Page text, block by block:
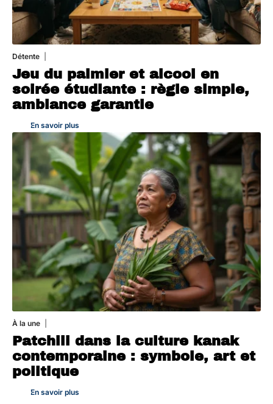
Détente
Jeu du palmier et alcool en
soirée étudiante : règle simple,
ambiance garantie
En savoir plus
À la une
Patchili dans la culture kanak
contemporaine : symbole, art et
politique
En savoir plus